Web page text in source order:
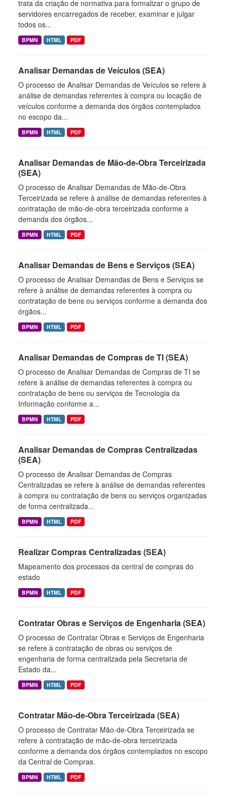
trata da criação de normativa para formalizar o grupo de
servidores encarregados de receber, examinar e julgar
todos os...
BPMN HTML PDF
Analisar Demandas de Veículos (SEA)
O processo de Analisar Demandas de Veículos se refere à
análise de demandas referentes à compra ou locação de
veículos conforme a demanda dos órgãos contemplados
no escopo da...
BPMN HTML PDF
Analisar Demandas de Mão-de-Obra Terceirizada
(SEA)
O processo de Analisar Demandas de Mão-de-Obra
Terceirizada se refere à análise de demandas referentes à
contratação de mão-de-obra terceirizada conforme a
demanda dos órgãos...
BPMN HTML PDF
Analisar Demandas de Bens e Serviços (SEA)
O processo de Analisar Demandas de Bens e Serviços se
refere à análise de demandas referentes à compra ou
contratação de bens ou serviços conforme a demanda dos
órgãos...
BPMN HTML PDF
Analisar Demandas de Compras de TI (SEA)
O processo de Analisar Demandas de Compras de TI se
refere à análise de demandas referentes à compra ou
contratação de bens ou serviços de Tecnologia da
Informação conforme a...
BPMN HTML PDF
Analisar Demandas de Compras Centralizadas
(SEA)
O processo de Analisar Demandas de Compras
Centralizadas se refere à análise de demandas referentes
à compra ou contratação de bens ou serviços organizadas
de forma centralizada...
BPMN HTML PDF
Realizar Compras Centralizadas (SEA)
Mapeamento dos processos da central de compras do
estado
BPMN HTML PDF
Contratar Obras e Serviços de Engenharia (SEA)
O processo de Contratar Obras e Serviços de Engenharia
se refere à contratação de obras ou serviços de
engenharia de forma centralizada pela Secretaria de
Estado da...
BPMN HTML PDF
Contratar Mão-de-Obra Terceirizada (SEA)
O processo de Contratar Mão-de-Obra Terceirizada se
refere à contratação de mão-de-obra terceirizada
conforme a demanda dos órgãos contemplados no escopo
da Central de Compras.
BPMN HTML PDF